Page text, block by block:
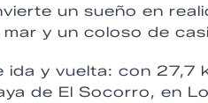
un sueño en
y un coloso de
ida y vuelta: con
de El Socorro, en